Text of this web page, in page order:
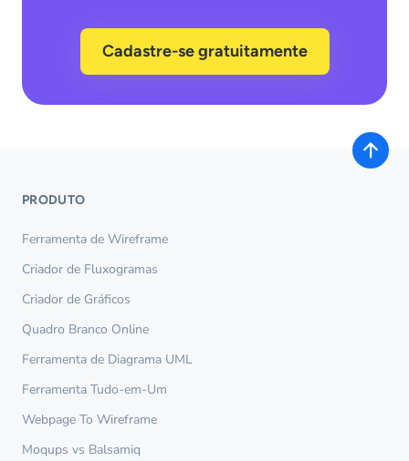
Cadastre-se gratuitamente
PRODUTO
Ferramenta de Wireframe
Criador de Fluxogramas
Criador de Gráficos
Quadro Branco Online
Ferramenta de Diagrama UML
Ferramenta Tudo-em-Um
Webpage To Wireframe
Moqups vs Balsamiq